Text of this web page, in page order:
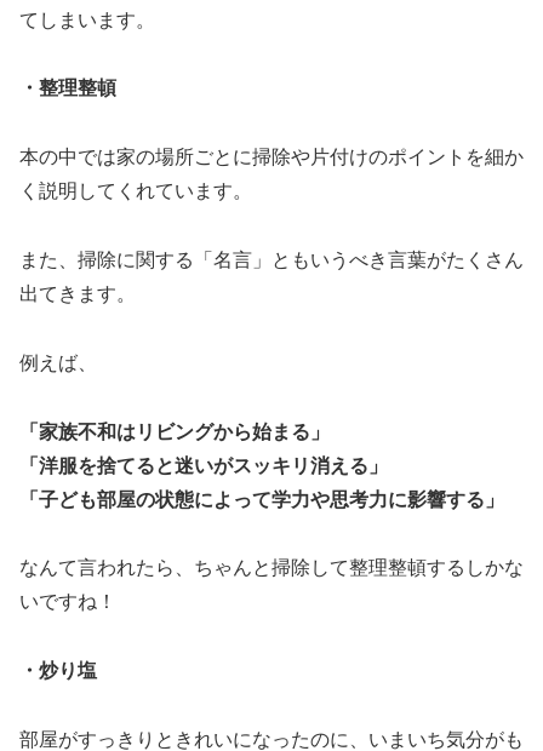
てしまいます。
・整理整頓
本の中では家の場所ごとに掃除や片付けのポイントを細か
く説明してくれています。
また、掃除に関する「名言」ともいうべき言葉がたくさん
出てきます。
例えば、
「家族不和はリビングから始まる」
「洋服を捨てると迷いがスッキリ消える」
「子ども部屋の状態によって学力や思考力に影響する」
なんて言われたら、ちゃんと掃除して整理整頓するしかな
いですね！
・炒り塩
部屋がすっきりときれいになったのに、いまいち気分がも